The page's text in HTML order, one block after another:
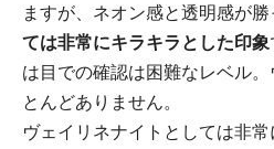
ますが、ネオン感と透明感が勝
ては非常にキラキラとした印象
は目での確認は困難なレベル
とんどありません。
ヴェイリネナイトとしては非